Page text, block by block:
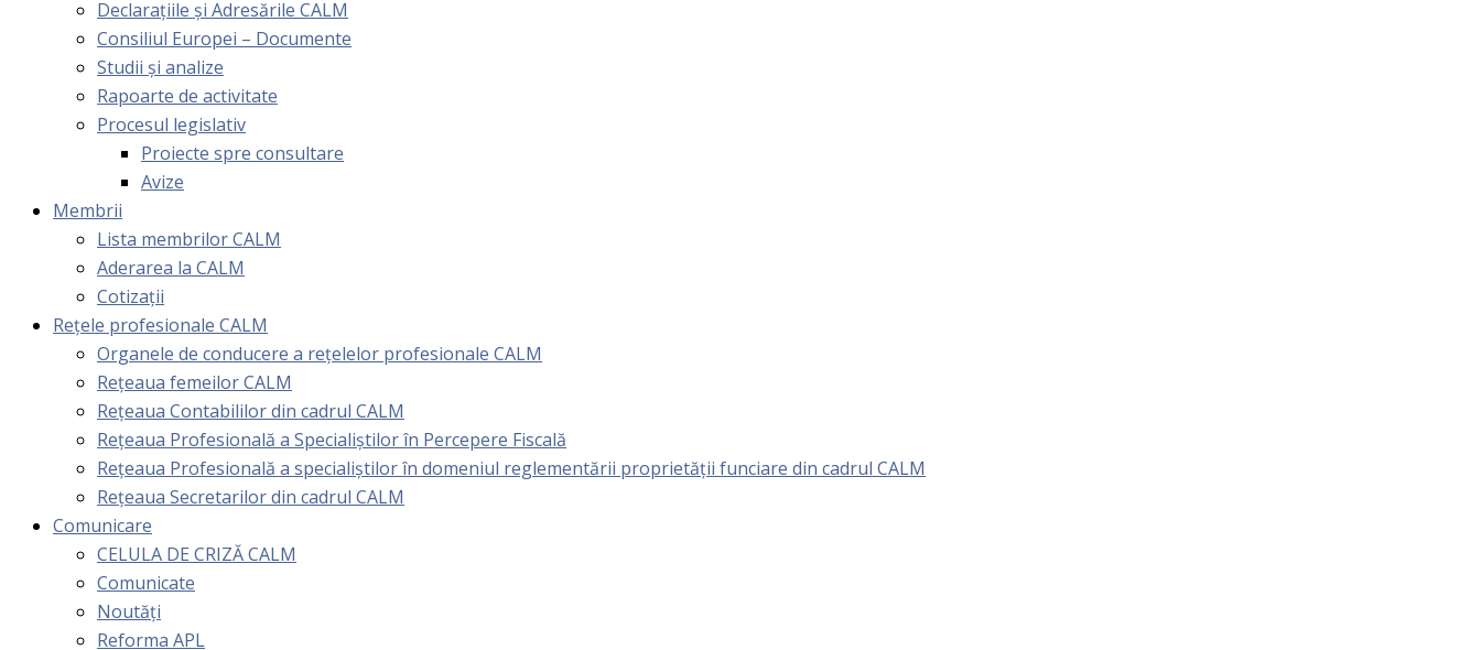
Declarațiile și Adresările CALM
Consiliul Europei – Documente
Studii și analize
Rapoarte de activitate
Procesul legislativ
Proiecte spre consultare
Avize
Membrii
Lista membrilor CALM
Aderarea la CALM
Cotizaţii
Rețele profesionale CALM
Organele de conducere a rețelelor profesionale CALM
Rețeaua femeilor CALM
Rețeaua Contabililor din cadrul CALM
Rețeaua Profesională a Specialiștilor în Percepere Fiscală
Reţeaua Profesională a specialiştilor în domeniul reglementării proprietăţii funciare din cadrul CALM
Rețeaua Secretarilor din cadrul CALM
Comunicare
CELULA DE CRIZĂ CALM
Comunicate
Noutăți
Reforma APL